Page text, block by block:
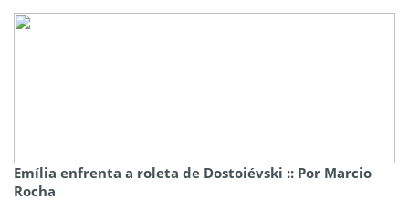
Emília enfrenta a roleta de Dostoiévski :: Por Marcio
Rocha